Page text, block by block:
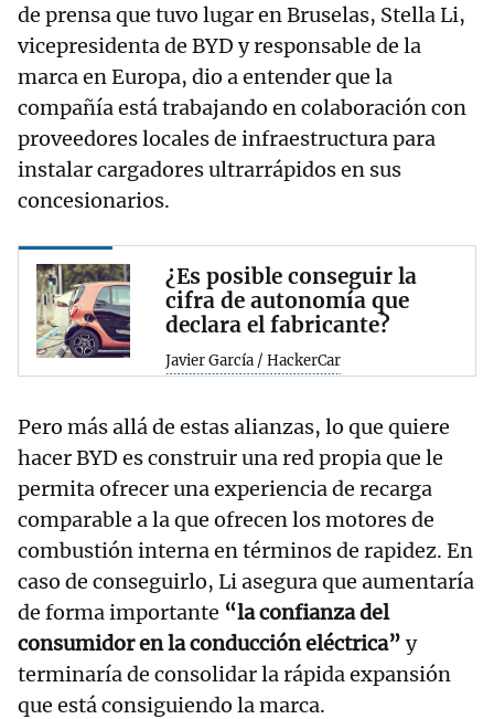
de prensa que tuvo lugar en Bruselas, Stella Li,
vicepresidenta de BYD y responsable de la
marca en Europa, dio a entender que la
compañía está trabajando en colaboración con
proveedores locales de infraestructura para
instalar cargadores ultrarrápidos en sus
concesionarios.
¿Es posible conseguir la
cifra de autonomía que
declara el fabricante?
Javier García / HackerCar
Pero más allá de estas alianzas, lo que quiere
hacer BYD es construir una red propia que le
permita ofrecer una experiencia de recarga
comparable a la que ofrecen los motores de
combustión interna en términos de rapidez. En
caso de conseguirlo, Li asegura que aumentaría
de forma importante “la confianza del
consumidor en la conducción eléctrica” y
terminaría de consolidar la rápida expansión
que está consiguiendo la marca.